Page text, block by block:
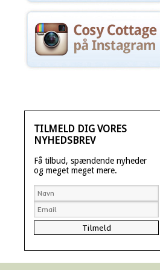
TILMELD DIG VORES
NYHEDSBREV
Få tilbud, spændende nyheder
og meget meget mere.